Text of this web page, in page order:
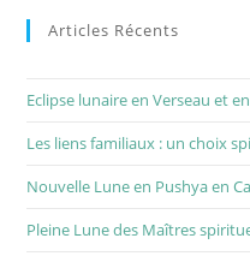
Articles Récents
Eclipse lunaire en Verseau et
Les liens familiaux : un choix
Nouvelle Lune en Pushya en
Pleine Lune des Maîtres